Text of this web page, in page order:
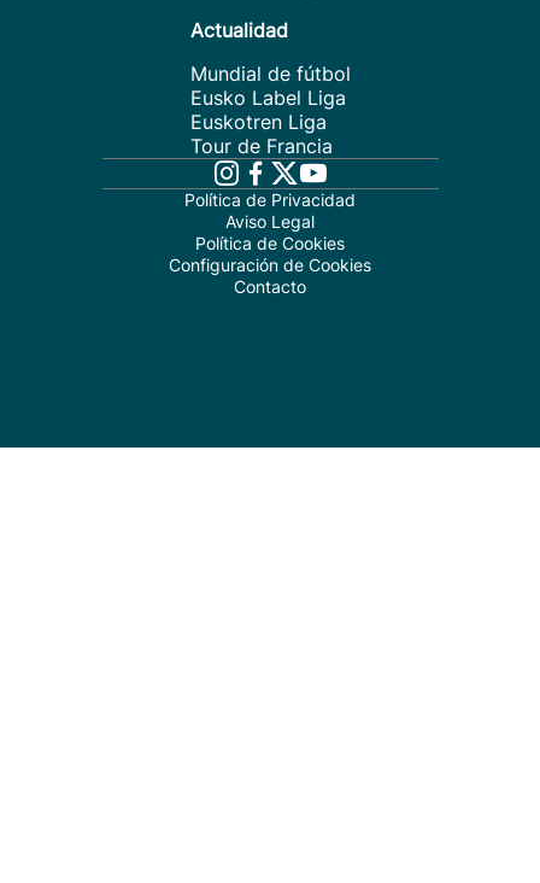
Actualidad
Mundial de fútbol
Eusko Label Liga
Euskotren Liga
Tour de Francia
Política de Privacidad
Aviso Legal
Política de Cookies
Configuración de Cookies
Contacto